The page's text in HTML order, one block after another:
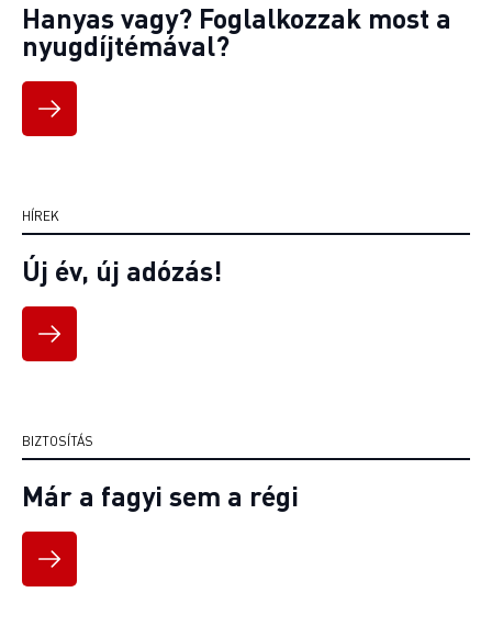
Hanyas vagy? Foglalkozzak most a
nyugdíjtémával?
HÍREK
Új év, új adózás!
BIZTOSÍTÁS
Már a fagyi sem a régi